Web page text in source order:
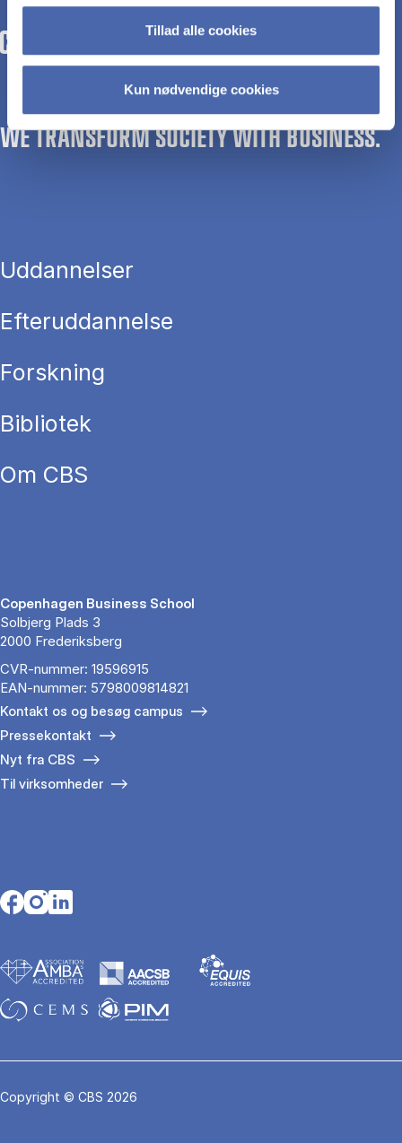
Tillad alle cookies
Kun nødvendige cookies
WE TRANSFORM SOCIETY WITH BUSINESS.
Uddannelser
Efteruddannelse
Forskning
Bibliotek
Om CBS
Copenhagen Business School
Solbjerg Plads 3
2000 Frederiksberg
CVR-nummer: 19596915
EAN-nummer: 5798009814821
Kontakt os og besøg campus
Pressekontakt
Nyt fra CBS
Til virksomheder
Opens in a new tab
Opens in a new tab
Opens in a new tab
Copyright © CBS 2026